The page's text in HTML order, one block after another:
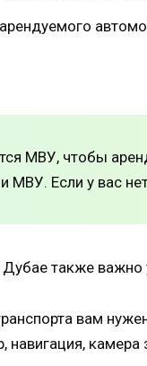
МВУ, чтобы
МВУ. Если у вас
также
вам
навигация,